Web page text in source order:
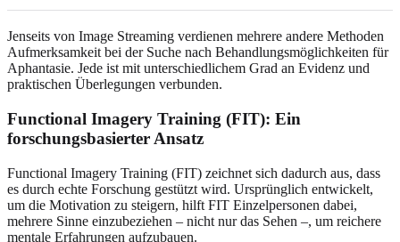
Jenseits von Image Streaming verdienen mehrere andere Methoden
Aufmerksamkeit bei der Suche nach Behandlungsmöglichkeiten für
Aphantasie. Jede ist mit unterschiedlichem Grad an Evidenz und
praktischen Überlegungen verbunden.
Functional Imagery Training (FIT): Ein
forschungsbasierter Ansatz
Functional Imagery Training (FIT) zeichnet sich dadurch aus, dass
es durch echte Forschung gestützt wird. Ursprünglich entwickelt,
um die Motivation zu steigern, hilft FIT Einzelpersonen dabei,
mehrere Sinne einzubeziehen – nicht nur das Sehen –, um reichere
mentale Erfahrungen aufzubauen.